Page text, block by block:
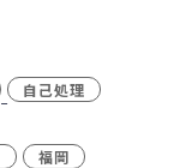
自己処理
福岡